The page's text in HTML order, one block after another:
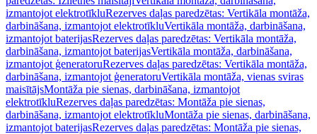
izmantojot elektrotīkluRezerves daļas paredzētas: Vertikāla montāža,
darbināšana, izmantojot elektrotīkluVertikāla montāža, darbināšana,
izmantojot baterijasRezerves daļas paredzētas: Vertikāla montāža,
darbināšana, izmantojot baterijasVertikāla montāža, darbināšana,
izmantojot ģeneratoruRezerves daļas paredzētas: Vertikāla montāža,
darbināšana, izmantojot ģeneratoruVertikāla montāža, vienas sviras
maisītājsMontāža pie sienas, darbināšana, izmantojot
elektrotīkluRezerves daļas paredzētas: Montāža pie sienas,
darbināšana, izmantojot elektrotīkluMontāža pie sienas, darbināšana,
izmantojot baterijasRezerves daļas paredzētas: Montāža pie sienas,